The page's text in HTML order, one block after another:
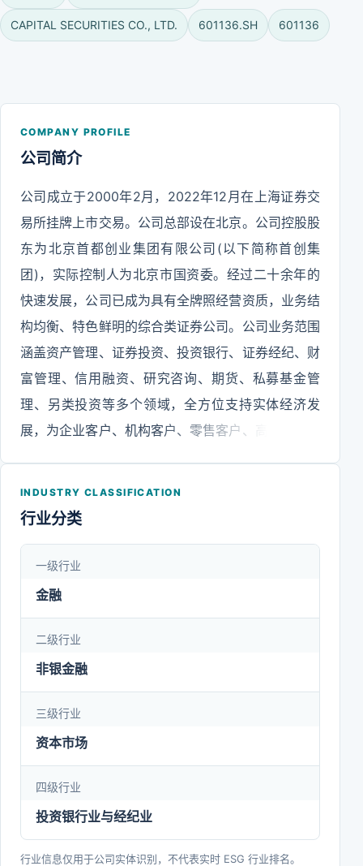
CAPITAL SECURITIES CO., LTD. 601136.SH 601136
COMPANY PROFILE
公司简介
公司成立于2000年2月，2022年12月在上海证券交
易所挂牌上市交易。公司总部设在北京。公司控股股
东为北京首都创业集团有限公司(以下简称首创集
团)，实际控制人为北京市国资委。经过二十余年的
快速发展，公司已成为具有全牌照经营资质，业务结
构均衡、特色鲜明的综合类证券公司。公司业务范围
涵盖资产管理、证券投资、投资银行、证券经纪、财
富管理、信用融资、研究咨询、期货、私募基金管
理、另类投资等多个领域，全方位支持实体经济发
展，为企业客户、机构客户、零售客户、高净值客户
公司是中邮创业基金管理股份有限公司的重要股东，
期货)、首正德盛资本管理有限公司(以下简称首正德
盛)以及首正泽富创新投资(北京)有限公司(以下简称
势，经营管理规范，资产质量良好。
INDUSTRY CLASSIFICATION
行业分类
一级行业
金融
二级行业
非银金融
三级行业
资本市场
四级行业
投资银行业与经纪业
行业信息仅用于公司实体识别，不代表实时 ESG 行业排名。